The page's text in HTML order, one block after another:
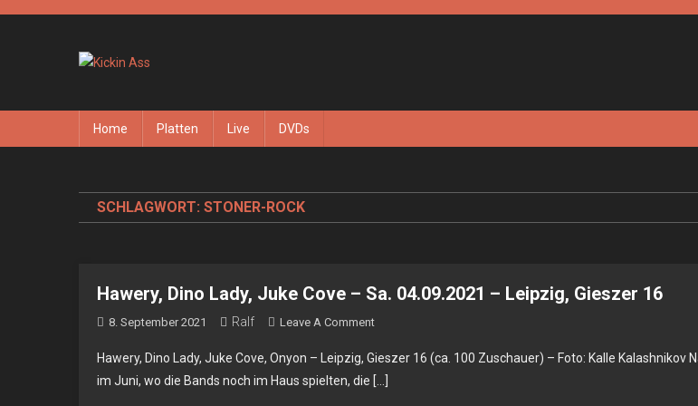
Home Platten Live DVDs
SCHLAGWORT: STONER-ROCK
Hawery, Dino Lady, Juke Cove – Sa. 04.09.2021 – Leipzig, Gieszer 16
8. September 2021 Ralf Leave A CommentOn
Dino
Lady,
Hawery, Dino Lady, Juke Cove, Onyon – Leipzig, Gieszer 16 (ca. 100 Zuschauer) – Foto: Kalle Kalashnikov
im Juni, wo die Bands noch im Haus spielten, die […]